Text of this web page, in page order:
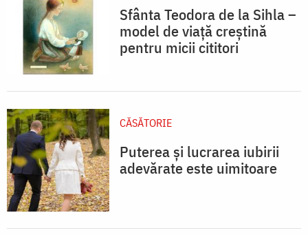
Sfânta Teodora de la Sihla –
model de viaţă creştină
pentru micii cititori
CĂSĂTORIE
Puterea și lucrarea iubirii
adevărate este uimitoare